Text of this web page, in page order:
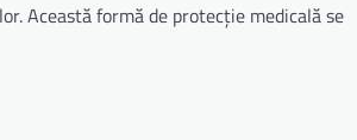
Această formă de protecție medicală se